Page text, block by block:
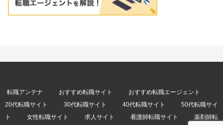
転職アンテナ おすすめ転職サイト
おすすめ転職エージェント
20代転職サイト
30代転職サイト 40代転職サイト
50代転職サイ
ト
女性転職サイト 求人サイト 看護師転職サイト 薬剤師転